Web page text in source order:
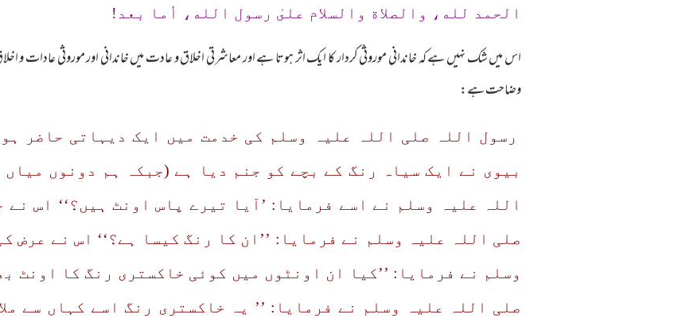
الحمد لله، والصلاة والسلام علىٰ رسول الله، أما بعد!
اس میں شک نہیں ہے کہ خاندانی موروثی کردار کا ایک اثر ہوتا ہے اور معاشرتی اخلاق و عادت میں خاندانی اور موروثی عادات و
وضاحت ہے:
رسول اللہ صلی اللہ علیہ وسلم کی خدمت میں ایک دیہاتی حاضر
بیوی نے ایک سیاہ رنگ کے بچے کو جنم دیا ہے (جبکہ ہم دونوں
اللہ علیہ وسلم نے اسے فرمایا: ’آیا تیرے پاس اونٹ ہیں؟‘‘ اس
صلی اللہ علیہ وسلم نے فرمایا: ’’ان کا رنگ کیسا ہے؟‘‘ اس نے عرض
وسلم نے فرمایا: ’’کیا ان اونٹوں میں کوئی خاکستری رنگ کا اونٹ
صلی اللہ علیہ وسلم نے فرمایا: ’’ یہ خاکستری رنگ اسے کہاں سے